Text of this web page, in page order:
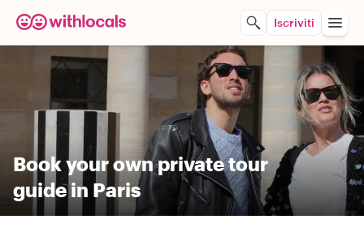
Iscriviti
Book your own private tour
guide in Paris